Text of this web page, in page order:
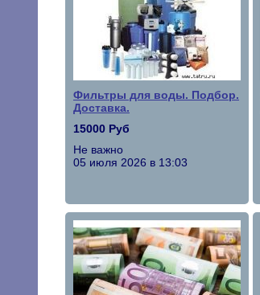
Фильтры для воды. Подбор.
Доставка.
15000 Руб
Не важно
05 июля 2026 в 13:03